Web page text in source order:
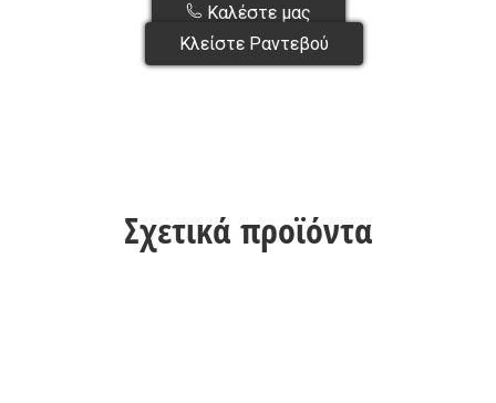
Καλέστε μας
Κλείστε Ραντεβού
Σχετικά προϊόντα